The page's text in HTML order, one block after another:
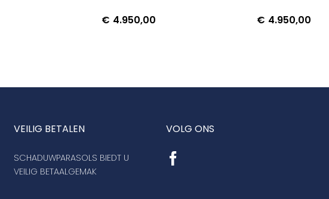
€ 4.950,00 € 4.950,00
VEILIG BETALEN
SCHADUWPARASOLS BIEDT U
VEILIG BETAALGEMAK
VOLG ONS